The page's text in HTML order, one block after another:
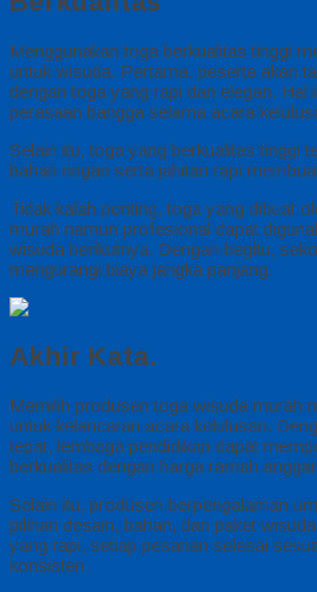
Menggunakan toga berkualitas tinggi
untuk wisuda. Pertama, peserta akan
dengan toga yang rapi dan elegan. Hal
perasaan bangga selama acara
Selain itu, toga yang berkualitas tinggi
bahan ringan serta jahitan rapi
Tidak kalah penting, toga yang dibuat
murah namun profesional dapat
wisuda berikutnya. Dengan begitu,
mengurangi biaya jangka panjang.
Akhir Kata.
Memilih produsen toga wisuda murah
untuk kelancaran acara kelulusan.
tepat, lembaga pendidikan dapat
berkualitas dengan harga ramah
Selain itu, produsen berpengalaman
pilihan desain, bahan, dan paket
yang rapi, setiap pesanan selesai
konsisten.